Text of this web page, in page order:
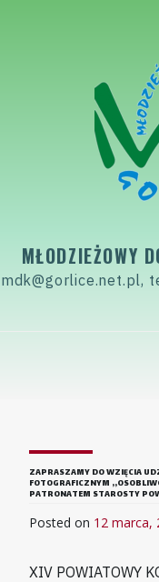
MŁODZIEŻOWY
mdk@gorlice.net.pl,
ZAPRASZAMY DO WZIĘCIA
FOTOGRAFICZNYM
PATRONATEM STAROSTY
Posted on 12 marca,
XIV POWIATOWY